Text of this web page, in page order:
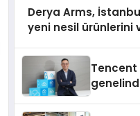
Derya Arms,
yeni nesil ürünlerini
Tencent